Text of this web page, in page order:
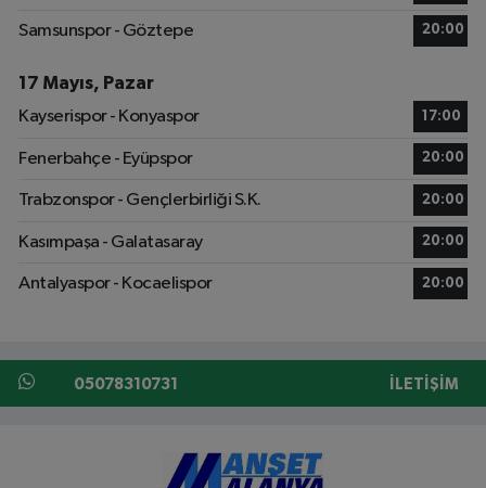
Samsunspor - Göztepe 20:00
17 Mayıs, Pazar
Kayserispor - Konyaspor
17:00
Fenerbahçe - Eyüpspor 20:00
Trabzonspor - Gençlerbirliği S.K. 20:00
Kasımpaşa - Galatasaray 20:00
Antalyaspor - Kocaelispor 20:00
05078310731 İLETIŞIM